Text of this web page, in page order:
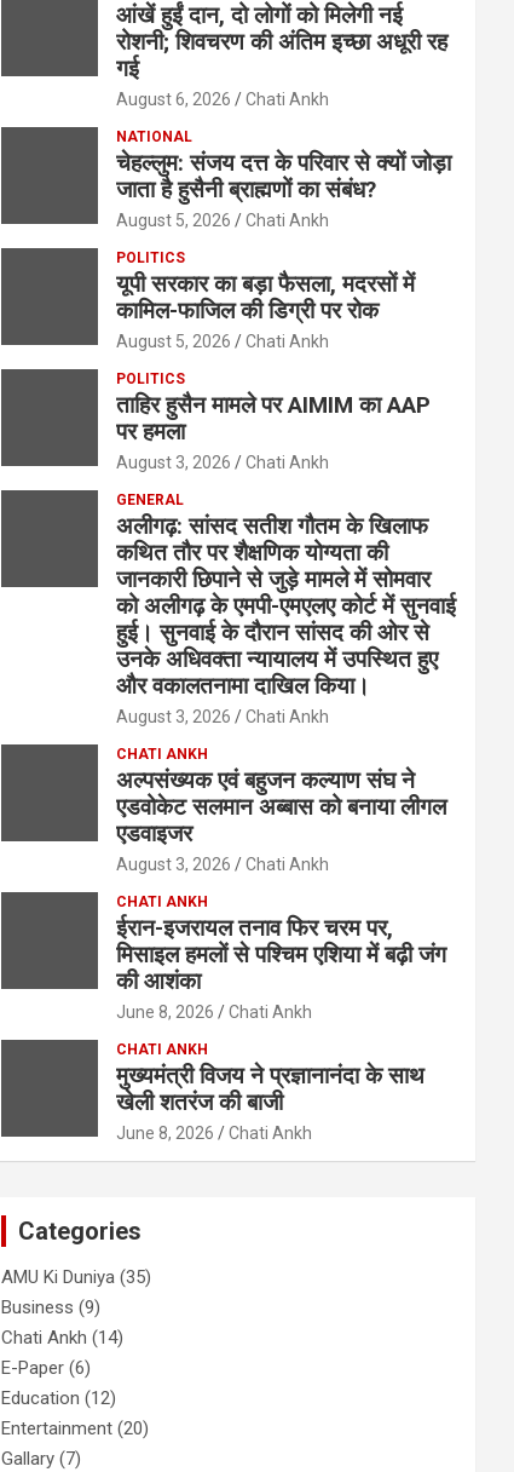
आंखें हुईं दान, दो लोगों को मिलेगी नई
रोशनी; शिवचरण की अंतिम इच्छा अधूरी रह
गई
August 6, 2026 Chati Ankh
NATIONAL
चेहल्लुम: संजय दत्त के परिवार से क्यों जोड़ा
जाता है हुसैनी ब्राह्मणों का संबंध?
August 5, 2026 Chati Ankh
POLITICS
यूपी सरकार का बड़ा फैसला, मदरसों में
कामिल-फाजिल की डिग्री पर रोक
August 5, 2026 Chati Ankh
POLITICS
ताहिर हुसैन मामले पर AIMIM का AAP
पर हमला
August 3, 2026 Chati Ankh
GENERAL
अलीगढ़: सांसद सतीश गौतम के खिलाफ
कथित तौर पर शैक्षणिक योग्यता की
जानकारी छिपाने से जुड़े मामले में सोमवार
को अलीगढ़ के एमपी-एमएलए कोर्ट में सुनवाई
हुई। सुनवाई के दौरान सांसद की ओर से
उनके अधिवक्ता न्यायालय में उपस्थित हुए
और वकालतनामा दाखिल किया।
August 3, 2026 Chati Ankh
CHATI ANKH
अल्पसंख्यक एवं बहुजन कल्याण संघ ने
एडवोकेट सलमान अब्बास को बनाया लीगल
एडवाइजर
August 3, 2026 Chati Ankh
CHATI ANKH
ईरान-इजरायल तनाव फिर चरम पर,
मिसाइल हमलों से पश्चिम एशिया में बढ़ी जंग
की आशंका
June 8, 2026 Chati Ankh
CHATI ANKH
मुख्यमंत्री विजय ने प्रज्ञानानंदा के साथ
खेली शतरंज की बाजी
June 8, 2026 Chati Ankh
Categories
AMU Ki Duniya (35)
Business (9)
Chati Ankh (14)
E-Paper (6)
Education (12)
Entertainment (20)
Gallary (7)